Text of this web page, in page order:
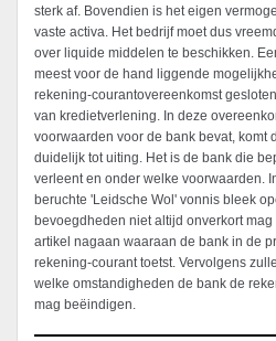
sterk af. Bovendien is het eigen
vaste activa. Het bedrijf moet dus
over liquide middelen te beschikken.
meest voor de hand liggende
rekening-courantovereenkomst
van kredietverlening. In deze
voorwaarden voor de bank bevat, komt
duidelijk tot uiting. Het is de bank die
verleent en onder welke voorwaarden.
beruchte 'Leidsche Wol' vonnis bleek
bevoegdheden niet altijd onverkort
artikel nagaan waaraan de bank in de
rekening-courant toetst. Vervolgens
welke omstandigheden de bank de
mag beëindigen.